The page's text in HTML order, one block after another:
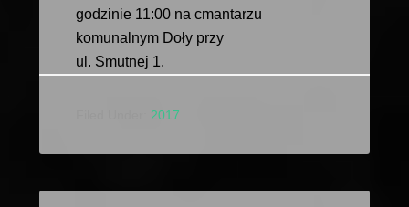
godzinie 11:00 na cmantarzu
komunalnym Doły przy
ul. Smutnej 1.
2017